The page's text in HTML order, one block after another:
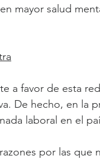
mayor salud
a favor de esta
De hecho, en la
laboral en el
por las que